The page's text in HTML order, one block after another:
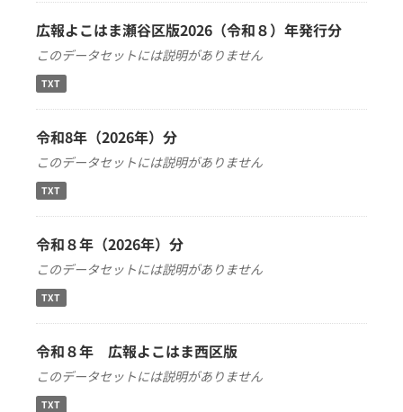
広報よこはま瀬谷区版2026（令和８）年発行分
このデータセットには説明がありません
TXT
令和8年（2026年）分
このデータセットには説明がありません
TXT
令和８年（2026年）分
このデータセットには説明がありません
TXT
令和８年 広報よこはま西区版
このデータセットには説明がありません
TXT